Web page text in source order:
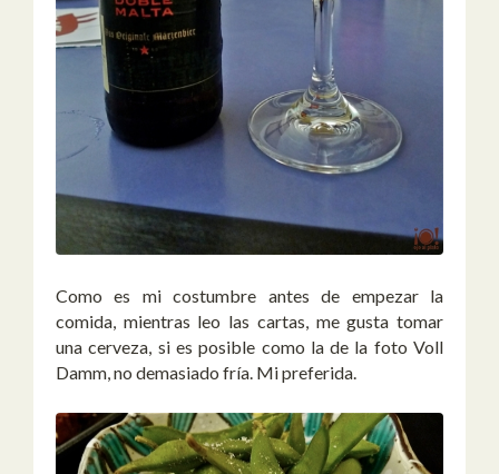
Como es mi costumbre antes de empezar la
comida, mientras leo las cartas, me gusta tomar
una cerveza, si es posible como la de la foto Voll
Damm, no demasiado fría. Mi preferida.